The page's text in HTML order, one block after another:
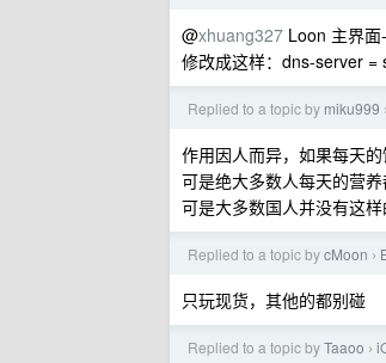
@xhuang327 Loon 主界
修改成这样：dns-server =
Replied to a topic by miku999 ›
作用因人而异，如果每天
可是绝大多数人每天的营
可是大多数国人并没有这
Replied to a topic bycMoon ›
只玩现货，其他的都别碰
Replied to a topic byTaaoo ›